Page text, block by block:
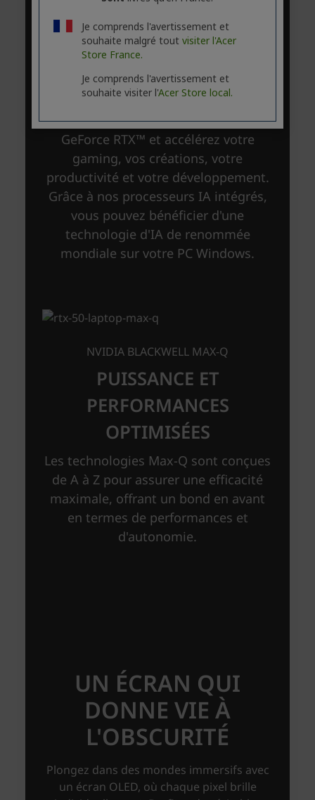
Je comprends l'avertissement et
souhaite malgré tout visiter l'Acer
Store France.
Je comprends l'avertissement et
souhaite visiter l'Acer Store local.